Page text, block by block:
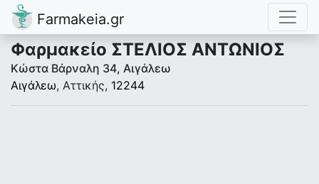
Farmakeia.gr
Φαρμακείο ΣΤΕΛΙΟΣ ΑΝΤΩΝΙΟΣ
Κώστα Βάρναλη 34, Αιγάλεω
Αιγάλεω, Αττικής, 12244